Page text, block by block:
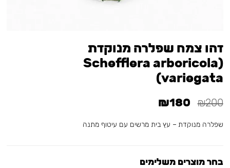
זהו צמח שפלרה מנוקדת
(Schefflera arboricola
variegata)
₪200
₪180
שפלרה מנוקדת – עץ בית מרשים עם עיטוף מתנה
בחר מוצרים משלימים